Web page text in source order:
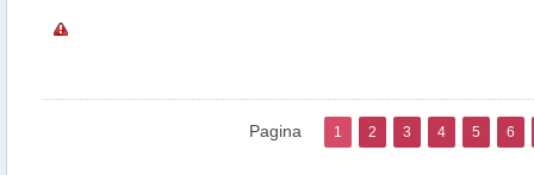
Pagina 1 2 3 4 5 6